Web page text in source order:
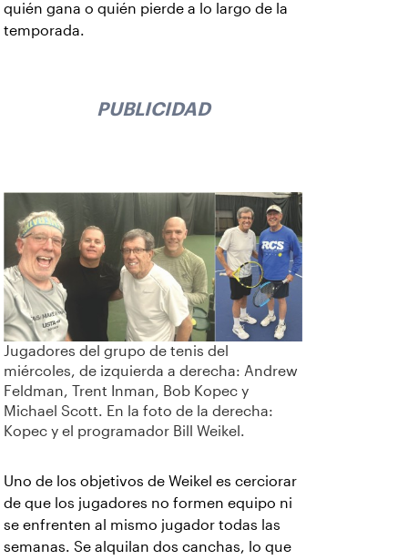
quién gana o quién pierde a lo largo de la
temporada.
PUBLICIDAD
Jugadores del grupo de tenis del
miércoles, de izquierda a derecha: Andrew
Feldman, Trent Inman, Bob Kopec y
Michael Scott. En la foto de la derecha:
Kopec y el programador Bill Weikel.
Uno de los objetivos de Weikel es cerciorar
de que los jugadores no formen equipo ni
se enfrenten al mismo jugador todas las
semanas. Se alquilan dos canchas, lo que